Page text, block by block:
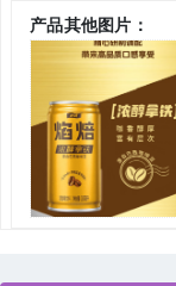
产品其他图片：